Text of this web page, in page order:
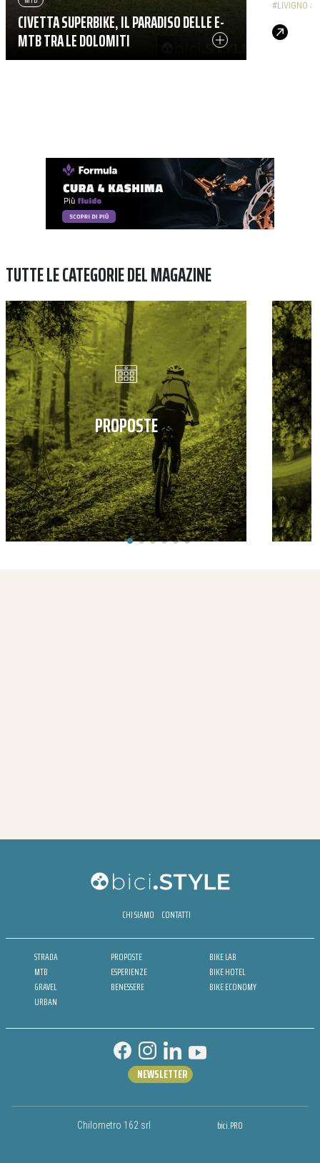
CIVETTA SUPERBIKE, IL PARADISO DELLE E-
MTB TRA LE DOLOMITI
#LIVIGNO
TUTTE LE CATEGORIE DEL MAGAZINE
PROPOSTE
CHI SIAMO CONTATTI
STRADA
MTB
GRAVEL
URBAN
PROPOSTE
ESPERIENZE
BENESSERE
BIKE LAB
BIKE HOTEL
BIKE ECONOMY
Chilometro 162 srl bici.PRO
NEWSLETTER